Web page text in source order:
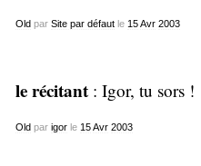
Oldpar Site par défautle 15 Avr 2003
le récitant: Igor, tu sors !
Oldpar igorle 15 Avr 2003